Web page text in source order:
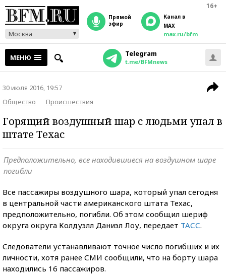
16+
Москва
прямой
эфир
Канал в
MAX
max.ru/bfm
МЕНЮ Telegram
t.me/BFMnews
30 июля 2016, 19:57
Общество
Происшествия
Горящий воздушный шар с людьми упал в
штате Техас
Предположительно, все находившиеся на воздушном шаре
погибли
Все пассажиры воздушного шара, который упал сегодня
в центральной части американского штата Техас,
предположительно, погибли. Об этом сообщил шериф
округа округа Колдуэлл Даниэл Лоу, передает ТАСС.
Следователи устанавливают точное число погибших и их
личности, хотя ранее СМИ сообщили, что на борту шара
находились 16 пассажиров.